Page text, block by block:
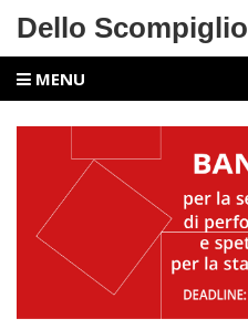
Dello Scompiglio
MENU